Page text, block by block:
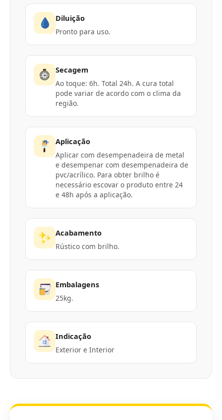
Diluição
Pronto para uso.
Secagem
Ao toque: 6h. Total 24h. A cura total
pode variar de acordo com o clima da
região.
Aplicação
Aplicar com desempenadeira de metal
e desempenar com desempenadeira de
pvc/acrílico. Para obter brilho é
necessário escovar o produto entre 24
e 48h após a aplicação.
Acabamento
Rústico com brilho.
Embalagens
25kg.
Indicação
Exterior e Interior